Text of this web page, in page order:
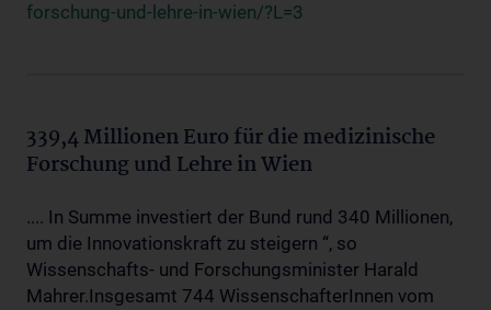
forschung-und-lehre-in-wien/?L=3
339,4 Millionen Euro für die medizinische
Forschung und Lehre in Wien
.... In Summe investiert der Bund rund 340 Millionen,
um die Innovationskraft zu steigern “, so
Wissenschafts- und Forschungsminister Harald
Mahrer.Insgesamt 744 WissenschafterInnen vom